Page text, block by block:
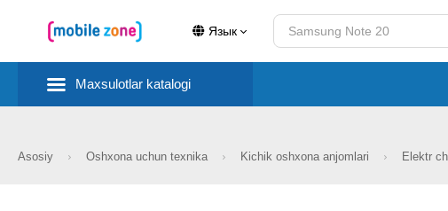
Язык
Maxsulotlar katalogi
Asosiy Oshxona uchun texnika Kichik oshxona anjomlari Elektr